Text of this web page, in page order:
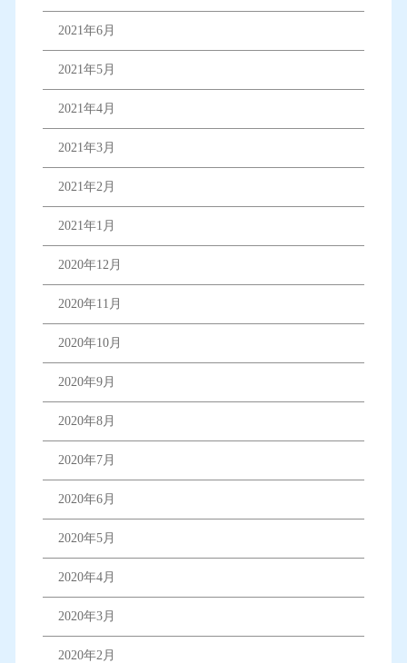
2021年6月
2021年5月
2021年4月
2021年3月
2021年2月
2021年1月
2020年12月
2020年11月
2020年10月
2020年9月
2020年8月
2020年7月
2020年6月
2020年5月
2020年4月
2020年3月
2020年2月